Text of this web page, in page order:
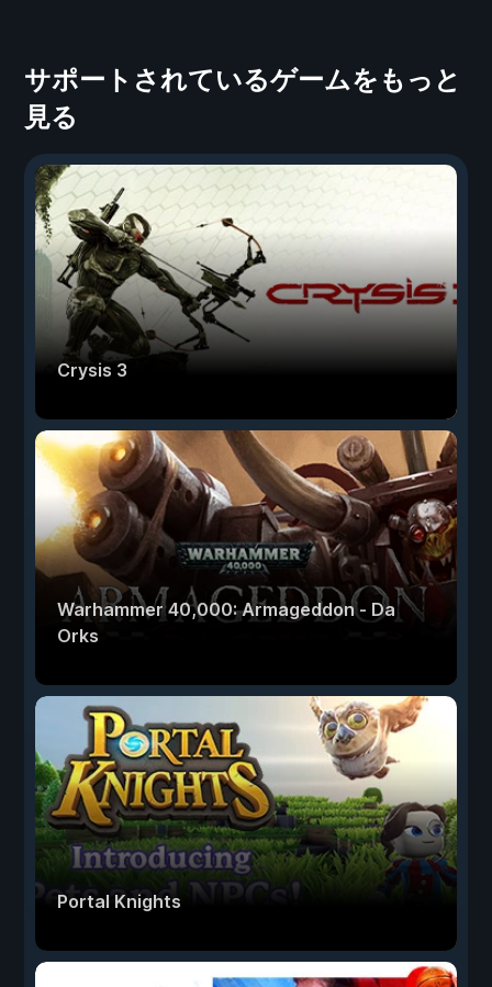
サポートされているゲームをもっと
見る
Crysis 3
Warhammer 40,000: Armageddon - Da
Orks
Portal Knights